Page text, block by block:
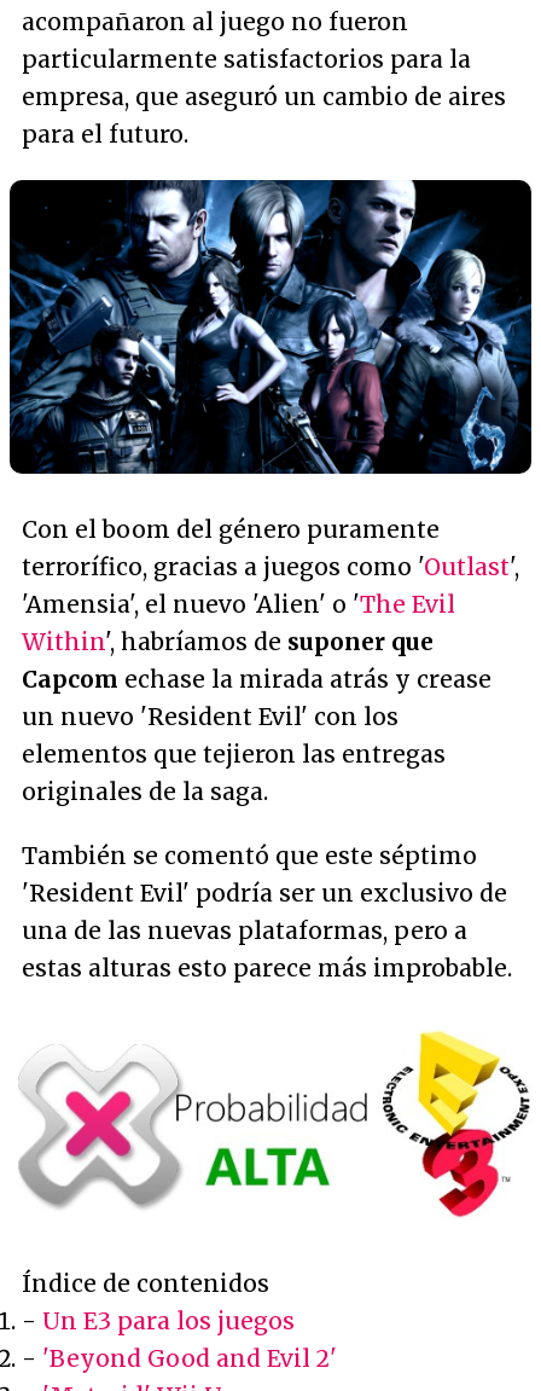
acompañaron al juego no fueron
particularmente satisfactorios para la
empresa, que aseguró un cambio de aires
para el futuro.
Con el boom del género puramente
terrorífico, gracias a juegos como 'Outlast',
'Amensia', el nuevo 'Alien' o 'The Evil
Within', habríamos de suponer que
Capcom echase la mirada atrás y crease
un nuevo 'Resident Evil' con los
elementos que tejieron las entregas
originales de la saga.
También se comentó que este séptimo
'Resident Evil' podría ser un exclusivo de
una de las nuevas plataformas, pero a
estas alturas esto parece más improbable.
Índice de contenidos
- Un E3 para los juegos
- 'Beyond Good and Evil 2'